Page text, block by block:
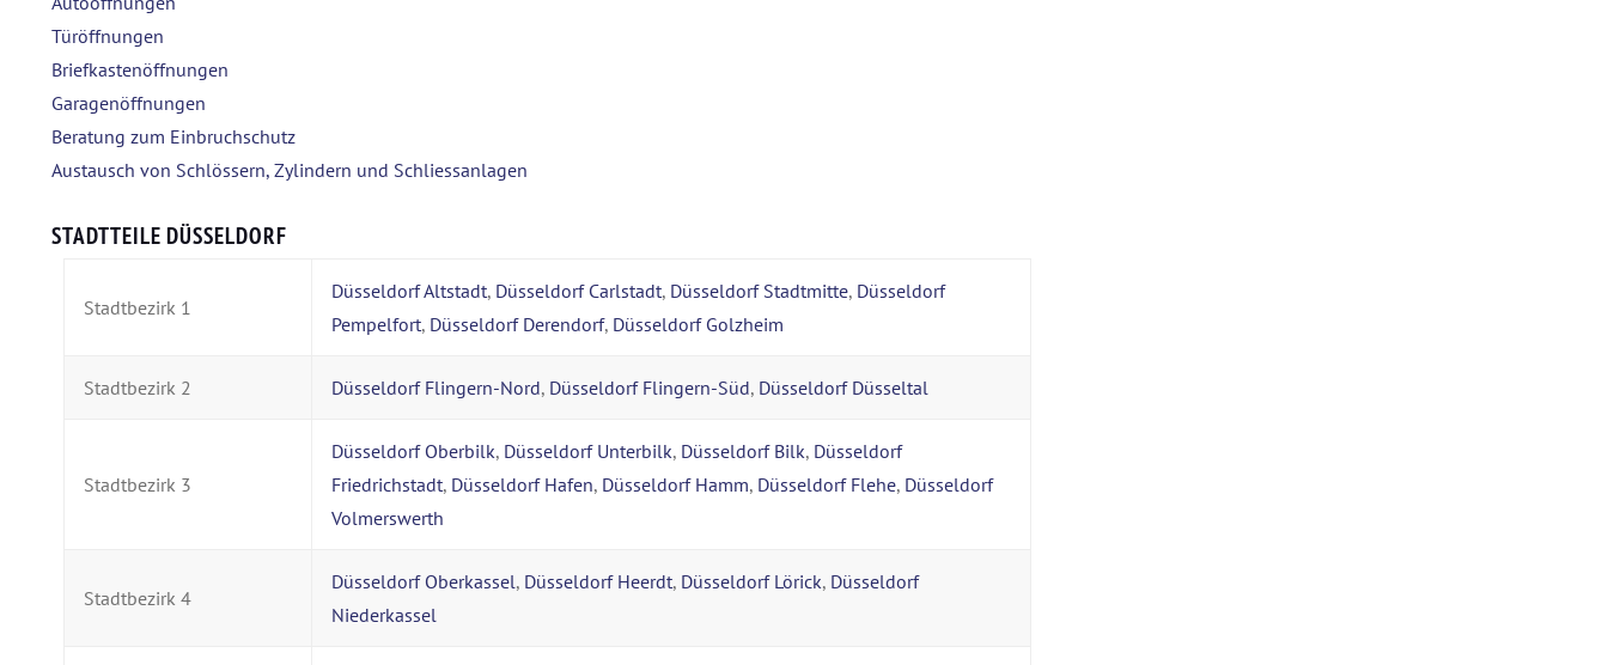
Türöffnungen
Briefkastenöffnungen
Garagenöffnungen
Beratung zum Einbruchschutz
Austausch von Schlössern, Zylindern und Schliessanlagen
STADTTEILE DÜSSELDORF
Stadtbezirk 1
Düsseldorf Altstadt, Düsseldorf Carlstadt, Düsseldorf Stadtmitte, Düsseldorf
Pempelfort, Düsseldorf Derendorf, Düsseldorf Golzheim
Stadtbezirk 2 Düsseldorf Flingern-Nord, Düsseldorf Flingern-Süd, Düsseldorf Düsseltal
Stadtbezirk 3
Düsseldorf Oberbilk, Düsseldorf Unterbilk, Düsseldorf Bilk, Düsseldorf
Friedrichstadt, Düsseldorf Hafen, Düsseldorf Hamm, Düsseldorf Flehe, Düsseldorf
Volmerswerth
Stadtbezirk 4
Düsseldorf Oberkassel, Düsseldorf Heerdt, Düsseldorf Lörick, Düsseldorf
Niederkassel